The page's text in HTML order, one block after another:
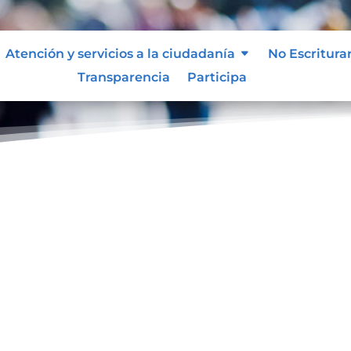
Atención y servicios a la ciudadanía
No
Transparencia
Participa